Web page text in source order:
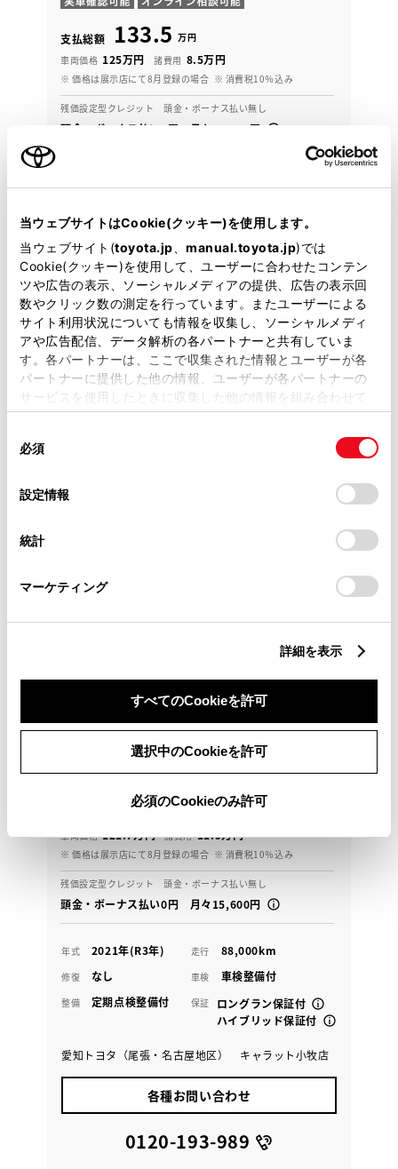
当ウェブサイトはCookie(クッキー)を使用します。
当ウェブサイト(toyota.jp manual.toyota.jp)では
Cookie(クッキー)を使用して、ユーザーに合わせたコンテン
ツや広告の表示、ソーシャルメディアの提供、広告の表示回
数やクリック数の測定を行っています。またユーザーによる
サイト利用状況についても情報を収集し、ソーシャルメディ
アや広告配信、データ解析の各パートナーと共有していま
す。各パートナーは、ここで収集された情報とユーザーが各
パートナーに提供した他の情報、ユーザーが各パートナーの
サービスを使用したときに収集した他の情報を組み合わせて
使用することがあります。当ウェブサイトの使用を続行する
デバイスにすべてのCookie(クッキー)が保存されることに同
意したことになります。Cookie(クッキー)のオプトアウト、
設定の変更、同意を撤回したりするにあたっては、当社の
「Cookie（クッキー）情報の取り扱いについて
」をご覧くだ
必須
設定情報
統計
マーケティング
詳細を表示
すべてのCookieを許可
選択中のCookieを許可
必須のCookieのみ許可
支払総額 133.5 万円
車両価格 125万円 諸費用 8.5万円
※ 価格は展示店にて8月登録の場合 ※ 消費税10％込み
残価設定型クレジット 頭金・ボーナス払い無し
頭金・ボーナス払い0円 月々17,100円
整備 定期点検整備付 保証 ロングラン保証付
愛知トヨタ（尾張・名古屋地区） キャラット小牧店
各種お問い合わせ
0120-193-989
カローラフィールダー HV EX
＆ＥＴＣ車載器＆バックモニターを搭載！
133.6
車両価格 121.7万円 諸費用 11.9万円
※ 価格は展示店にて8月登録の場合 ※ 消費税10％込み
残価設定型クレジット 頭金・ボーナス払い無し
頭金・ボーナス払い0円 月々15,600円
年式 2021年(R3年) 走行 88,000km
修復 なし 車検 車検整備付
整備 定期点検整備付 保証
ロングラン保証付
ハイブリッド保証付
愛知トヨタ（尾張・名古屋地区） キャラット小牧店
各種お問い合わせ
0120-193-989